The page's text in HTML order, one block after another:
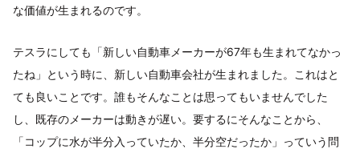
な価値が生まれるのです。
テスラにしても「新しい自動車メーカーが67年も生まれてなかっ
たね」という時に、新しい自動車会社が生まれました。これはと
ても良いことです。誰もそんなことは思ってもいませんでした
し、既存のメーカーは動きが遅い。要するにそんなことから、
「コップに水が半分入っていたか、半分空だったか」っていう問